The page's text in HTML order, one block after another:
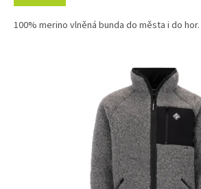
100% merino vlněná bunda do města i do hor.